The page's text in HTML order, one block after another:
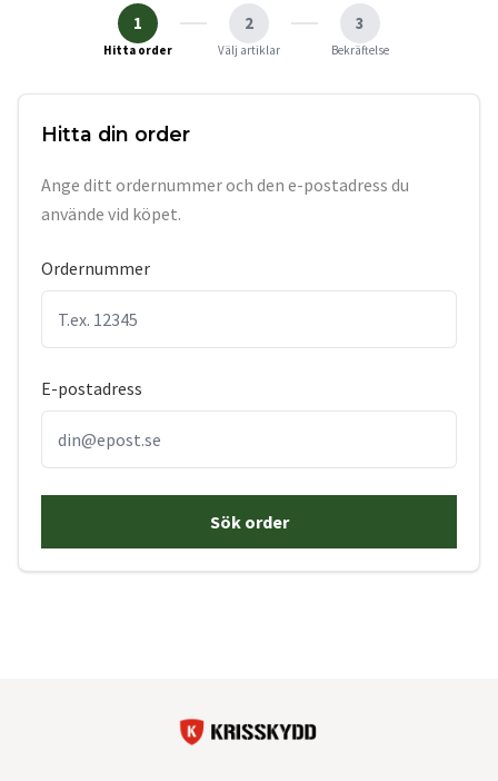
1
Hitta order
2
Välj artiklar
3
Bekräftelse
Hitta din order
Ange ditt ordernummer och den e-postadress du
använde vid köpet.
Ordernummer
E-postadress
Sök order